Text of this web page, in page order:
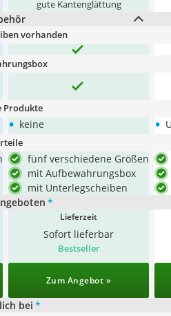
gute Kantenglättung
vorhanden
Produkte
• keine •
fünf verschiedene Größen
mit Aufbewahrungsbox
mit Unterlegscheiben
*
Lieferzeit
Sofort lieferbar
Bestseller
Zum Angebot »
bei *